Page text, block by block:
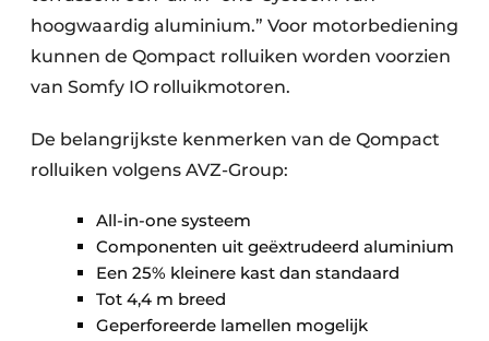
hoogwaardig aluminium.” Voor motorbediening
kunnen de Qompact rolluiken worden voorzien
van Somfy IO rolluikmotoren.
De belangrijkste kenmerken van de Qompact
rolluiken volgens AVZ-Group:
All-in-one systeem
Componenten uit geëxtrudeerd aluminium
Een 25% kleinere kast dan standaard
Tot 4,4 m breed
Geperforeerde lamellen mogelijk